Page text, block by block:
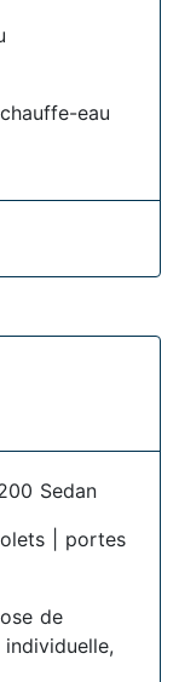
eau
Sedan
| portes
de